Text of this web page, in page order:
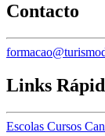
Contacto
Links
Escolas Cursos